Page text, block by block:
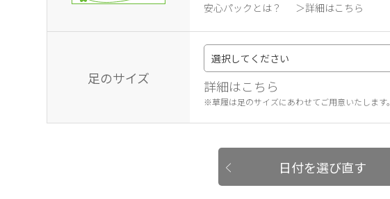
安心パックとは？ ＞詳細はこちら
足のサイズ 詳細はこちら
※草履は足のサイズにあわせてご用意いたします。
日付を選び直す